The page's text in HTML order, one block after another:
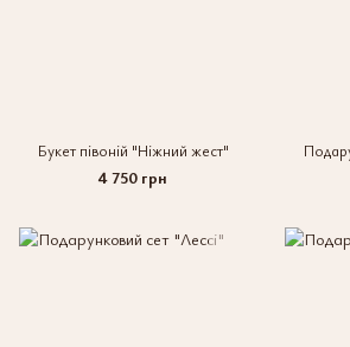
Букет півоній "Ніжний жест"
4 750 грн